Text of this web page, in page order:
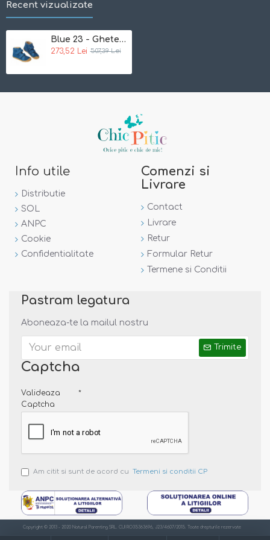
Recent vizualizate
Blue 23 - Ghete din lana organica boiled cu velcro - Disana&Werner 1911
273,52 Lei 507,39 Lei
Info utile
Distributie
SOL
ANPC
Cookie
Confidentialitate
Comenzi si
Livrare
Contact
Livrare
Retur
Formular Retur
Termene si Conditii
Pastram legatura
Aboneaza-te la mailul nostru
Trimite
Captcha
Valideaza
Captcha
Am citit si sunt de acord cu Termeni si conditii CP
Copyright © 2013 - 2020 Natural Parenting SRL. CUI RO35363696, J23/4607/2015. Toate drepturile rezervate